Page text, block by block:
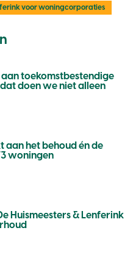
voor woningcorporaties
toekomstbestendige
doen we niet alleen
aan het behoud én de
woningen
Huismeesters & Lenferink